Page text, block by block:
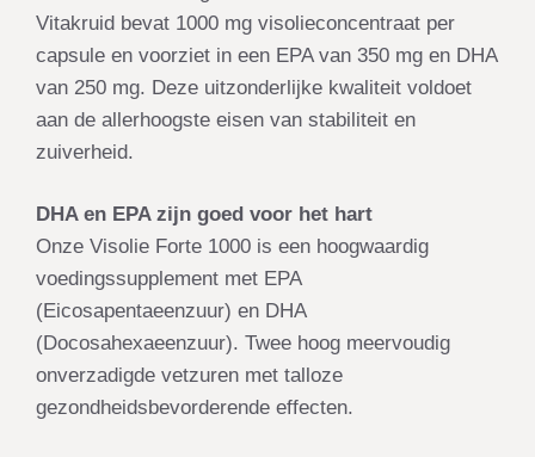
Vitakruid bevat 1000 mg visolieconcentraat per
capsule en voorziet in een EPA van 350 mg en DHA
van 250 mg. Deze uitzonderlijke kwaliteit voldoet
aan de allerhoogste eisen van stabiliteit en
zuiverheid.
DHA en EPA zijn goed voor het hart
Onze Visolie Forte 1000 is een hoogwaardig
voedingssupplement met EPA
(Eicosapentaeenzuur) en DHA
(Docosahexaeenzuur). Twee hoog meervoudig
onverzadigde vetzuren met talloze
gezondheidsbevorderende effecten.